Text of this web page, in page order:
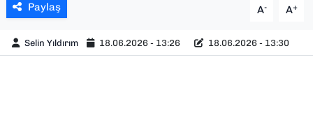
Paylaş A- A+
Selin Yıldırım 18.06.2026 - 13:26 18.06.2026 - 13:30